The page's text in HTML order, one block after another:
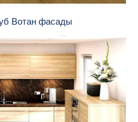
Вотан фасады